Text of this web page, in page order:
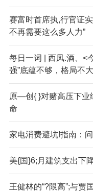
赛富时首席执,行官证
不再需要这么多人力”
每日一词 | 西凤.酒、<
强”底蕴不够，格局不
原—创{ }对赌高压下业
命
家电消费避坑!指南：
美{国}6;月建筑支出下
王健林的“?限高”;与贾